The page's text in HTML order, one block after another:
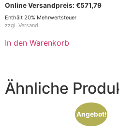
€571,79
Enthält 20% Mehrwertsteuer
zzgl. Versand
In den Warenkorb
Ähnliche
Angebot!